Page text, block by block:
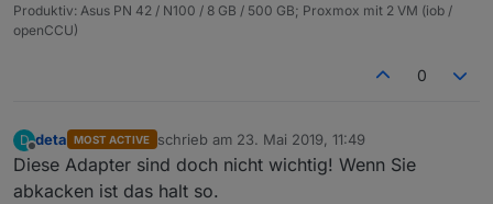
Produktiv: Asus PN 42 / N100 / 8 GB / 500 GB; Proxmox mit 2 VM (iob /
openCCU)
0
D
Offline
deta MOST ACTIVE schrieb am 23. Mai 2019, 11:49
zuletzt editiert von
Diese Adapter sind doch nicht wichtig! Wenn Sie
abkacken ist das halt so.